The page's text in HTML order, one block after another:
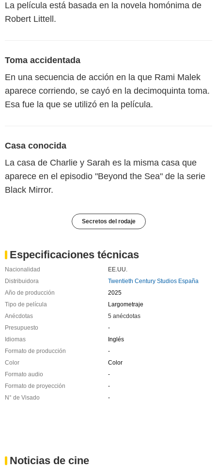
La película está basada en la novela homónima de
Robert Littell.
Toma accidentada
En una secuencia de acción en la que Rami Malek
aparece corriendo, se cayó en la decimoquinta toma.
Esa fue la que se utilizó en la película.
Casa conocida
La casa de Charlie y Sarah es la misma casa que
aparece en el episodio "Beyond the Sea" de la serie
Black Mirror.
Secretos del rodaje
Especificaciones técnicas
Nacionalidad
EE.UU.
Distribuidora
Twentieth Century Studios España
Año de producción
2025
Tipo de película
Largometraje
Anécdotas
5 anécdotas
Presupuesto
-
Idiomas
Inglés
Formato de producción
-
Color
Color
Formato audio
-
Formato de proyección
-
N° de Visado
-
Noticias de cine